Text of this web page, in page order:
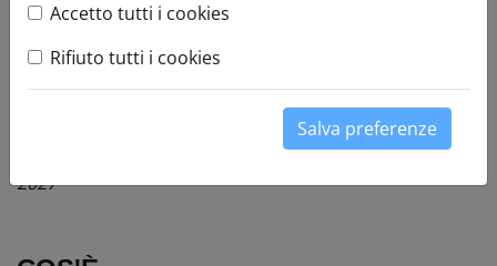
Punto Impresa Digitale
09 giu 2026
Regione Lombardia – Programma Regionale FESR 2021-
2027
Accetto tutti i cookies
Rifiuto tutti i cookies
Salva preferenze